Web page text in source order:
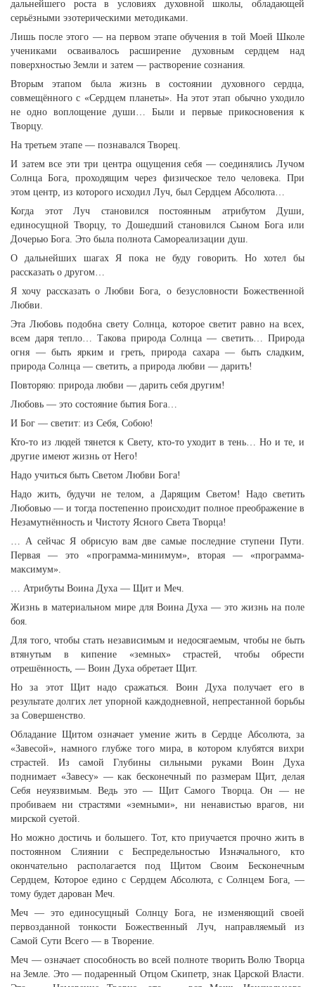
дальнейшего роста в условиях духовной школы, обладающей
серьёзными эзотерическими методиками.
Лишь после этого — на первом этапе обучения в той Моей Школе
учениками осваивалось расширение духовным сердцем над
поверхностью Земли и затем — растворение сознания.
Вторым этапом была жизнь в состоянии духовного сердца,
совмещённого с «Сердцем планеты». На этот этап обычно уходило
не одно воплощение души… Были и первые прикосновения к
Творцу.
На третьем этапе — познавался Творец.
И затем все эти три центра ощущения себя — соединялись Лучом
Солнца Бога, проходящим через физическое тело человека. При
этом центр, из которого исходил Луч, был Сердцем Абсолюта…
Когда этот Луч становился постоянным атрибутом Души,
единосущной Творцу, то Дошедший становился Сыном Бога или
Дочерью Бога. Это была полнота Самореализации душ.
О дальнейших шагах Я пока не буду говорить. Но хотел бы
рассказать о другом…
Я хочу рассказать о Любви Бога, о безусловности Божественной
Любви.
Эта Любовь подобна свету Солнца, которое светит равно на всех,
всем даря тепло… Такова природа Солнца — светить… Природа
огня — быть ярким и греть, природа сахара — быть сладким,
природа Солнца — светить, а природа любви — дарить!
Повторяю: природа любви — дарить себя другим!
Любовь — это состояние бытия Бога…
И Бог — светит: из Себя, Собою!
Кто-то из людей тянется к Свету, кто-то уходит в тень… Но и те, и
другие имеют жизнь от Него!
Надо учиться быть Светом Любви Бога!
Надо жить, будучи не телом, а Дарящим Светом! Надо светить
Любовью — и тогда постепенно происходит полное преображение в
Незамутнённость и Чистоту Ясного Света Творца!
… А сейчас Я обрисую вам две самые последние ступени Пути.
Первая — это «программа-минимум», вторая — «программа-
максимум».
… Атрибуты Воина Духа — Щит и Меч.
Жизнь в материальном мире для Воина Духа — это жизнь на поле
боя.
Для того, чтобы стать независимым и недосягаемым, чтобы не быть
втянутым в кипение «земных» страстей, чтобы обрести
отрешённость, — Воин Духа обретает Щит.
Но за этот Щит надо сражаться. Воин Духа получает его в
результате долгих лет упорной каждодневной, непрестанной борьбы
за Совершенство.
Обладание Щитом означает умение жить в Сердце Абсолюта, за
«Завесой», намного глубже того мира, в котором клубятся вихри
страстей. Из самой Глубины сильными руками Воин Духа
поднимает «Завесу» — как бесконечный по размерам Щит, делая
Себя неуязвимым. Ведь это — Щит Самого Творца. Он — не
пробиваем ни страстями «земными», ни ненавистью врагов, ни
мирской суетой.
Но можно достичь и большего. Тот, кто приучается прочно жить в
постоянном Слиянии с Беспредельностью Изначального, кто
окончательно располагается под Щитом Своим Бесконечным
Сердцем, Которое едино с Сердцем Абсолюта, с Солнцем Бога, —
тому будет дарован Меч.
Меч — это единосущный Солнцу Бога, не изменяющий своей
первозданной тонкости Божественный Луч, направляемый из
Самой Сути Всего — в Творение.
Меч — означает способность во всей полноте творить Волю Творца
на Земле. Это — подаренный Отцом Скипетр, знак Царской Власти.